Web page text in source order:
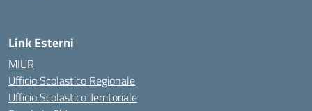
Link Esterni
MIUR
Ufficio Scolastico Regionale
Ufficio Scolastico Territoriale